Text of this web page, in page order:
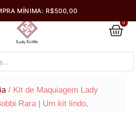
0
/ Kit de Maquiagem Lady
Rara | Um kit lindo,